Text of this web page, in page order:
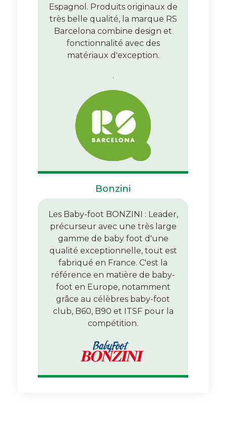
Espagnol. Produits originaux de
très belle qualité, la marque RS
Barcelona combine design et
fonctionnalité avec des
matériaux d'exception.
.
Bonzini
Les Baby-foot BONZINI : Leader,
précurseur avec une très large
gamme de baby foot d'une
qualité exceptionnelle, tout est
fabriqué en France. C'est la
référence en matière de baby-
foot en Europe, notamment
grâce au célèbres baby-foot
club, B60, B90 et ITSF pour la
compétition.